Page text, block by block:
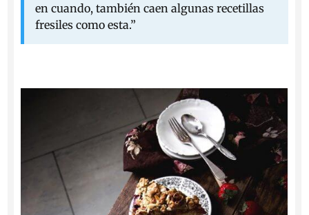
en cuando, también caen algunas recetillas
fresiles como esta.”